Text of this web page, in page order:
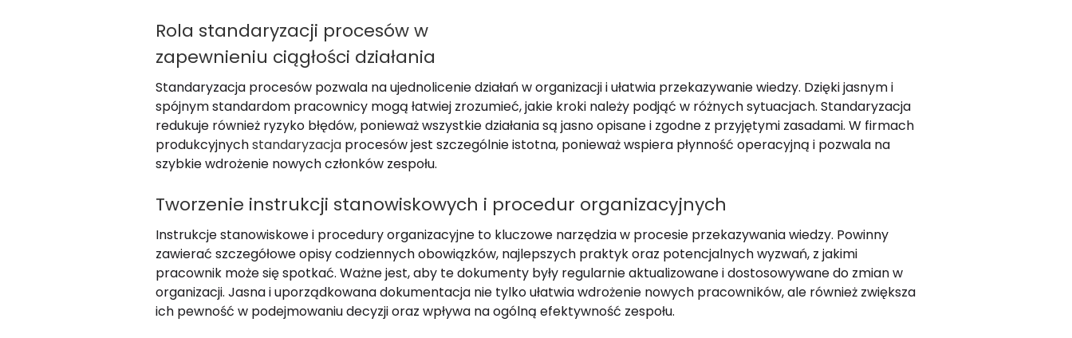
Rola standaryzacji procesów w
zapewnieniu ciągłości działania
Standaryzacja procesów pozwala na ujednolicenie działań w organizacji i ułatwia przekazywanie wiedzy. Dzięki jasnym i
spójnym standardom pracownicy mogą łatwiej zrozumieć, jakie kroki należy podjąć w różnych sytuacjach. Standaryzacja
redukuje również ryzyko błędów, ponieważ wszystkie działania są jasno opisane i zgodne z przyjętymi zasadami. W firmach
produkcyjnychstandaryzacja procesów jest szczególnie istotna, ponieważ wspiera płynność operacyjną i pozwala na
szybkie wdrożenie nowych członków zespołu.
Tworzenie instrukcji stanowiskowych i procedur organizacyjnych
Instrukcje stanowiskowe i procedury organizacyjne to kluczowe narzędzia w procesie przekazywania wiedzy. Powinny
zawierać szczegółowe opisy codziennych obowiązków, najlepszych praktyk oraz potencjalnych wyzwań, z jakimi
pracownik może się spotkać. Ważne jest, aby te dokumenty były regularnie aktualizowane i dostosowywane do zmian w
organizacji. Jasna i uporządkowana dokumentacja nie tylko ułatwia wdrożenie nowych pracowników, ale również zwiększa
ich pewność w podejmowaniu decyzji oraz wpływa na ogólną efektywność zespołu.